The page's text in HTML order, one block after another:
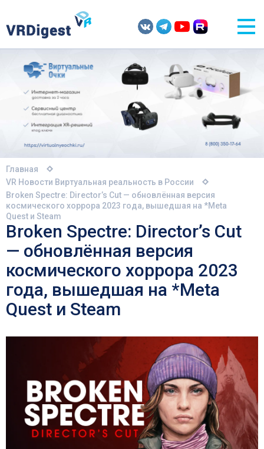
Главная
VR Новости Виртуальная реальность в России
Broken Spectre: Director’s Cut — обновлённая версия
космического хоррора 2023 года, вышедшая на *Meta
Quest и Steam
Broken Spectre: Director’s Cut
— обновлённая версия
космического хоррора 2023
года, вышедшая на *Meta
Quest и Steam